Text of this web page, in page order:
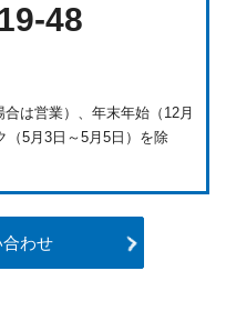
48
は営業）、年末年始（12月
（5月3日～5月5日）を除
わせ